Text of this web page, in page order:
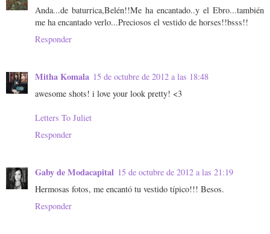
Anda...de baturrica,Belén!!Me ha encantado..y el Ebro...también
me ha encantado verlo...Preciosos el vestido de horses!!bsss!!
Responder
Mitha Komala 15 de octubre de 2012 a las 18:48
awesome shots! i love your look pretty! <3
Letters To Juliet
Responder
Gaby de Modacapital 15 de octubre de 2012 a las 21:19
Hermosas fotos, me encantó tu vestido típico!!! Besos.
Responder